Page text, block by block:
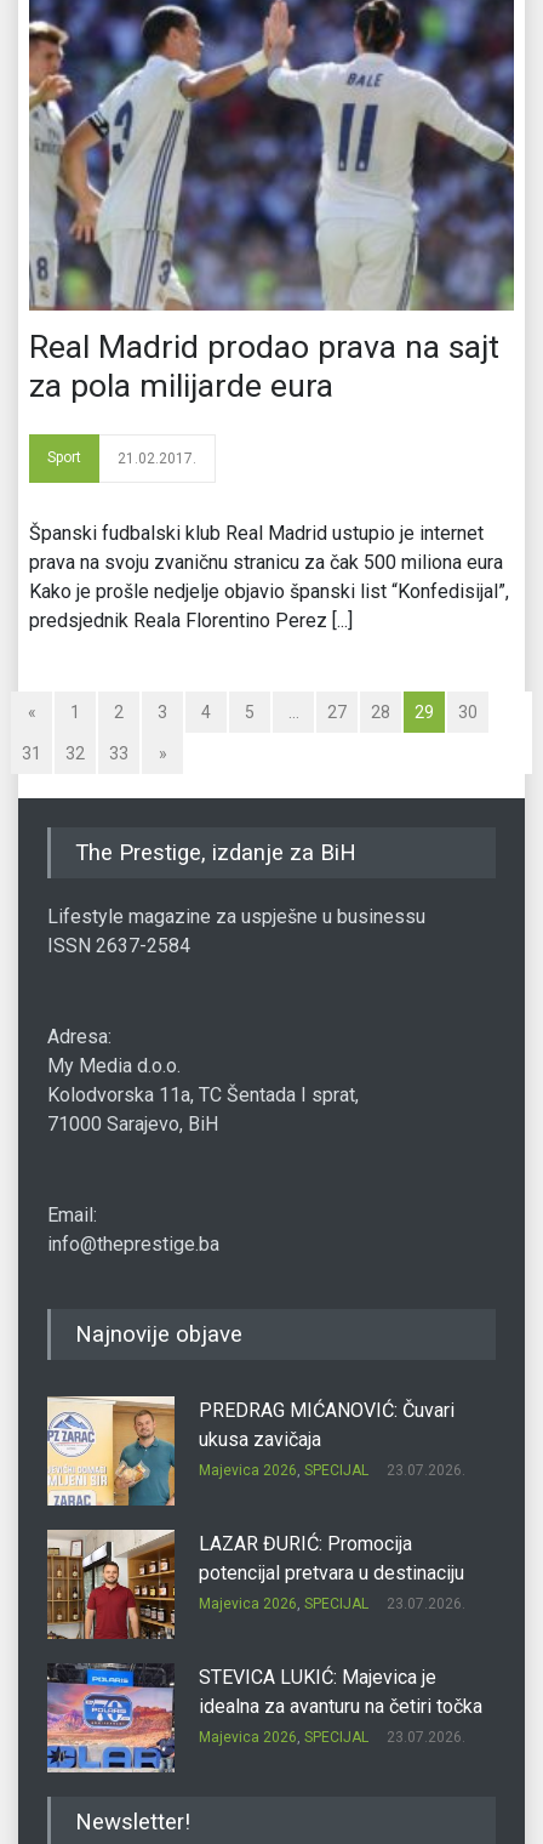
Real Madrid prodao prava na sajt
za pola milijarde eura
Sport 21.02.2017.
Španski fudbalski klub Real Madrid ustupio je internet
prava na svoju zvaničnu stranicu za čak 500 miliona eura
Kako je prošle nedjelje objavio španski list “Konfedisijal”,
predsjednik Reala Florentino Perez [...]
« 1 2 3 4 5 27 28 29 30
31 32 33 »
The Prestige, izdanje za BiH
Lifestyle magazine za uspješne u businessu
ISSN 2637-2584
Adresa:
My Media d.o.o.
Kolodvorska 11a, TC Šentada I sprat,
71000 Sarajevo, BiH
Email:
info@theprestige.ba
Najnovije objave
PREDRAG MIĆANOVIĆ: Čuvari
ukusa zavičaja
Majevica 2026, SPECIJAL 23.07.2026.
LAZAR ĐURIĆ: Promocija
potencijal pretvara u destinaciju
Majevica 2026, SPECIJAL 23.07.2026.
STEVICA LUKIĆ: Majevica je
idealna za avanturu na četiri točka
Majevica 2026, SPECIJAL 23.07.2026.
Newsletter!